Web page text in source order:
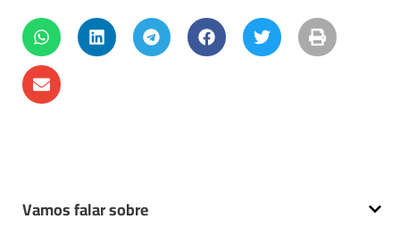
Vamos falar sobre